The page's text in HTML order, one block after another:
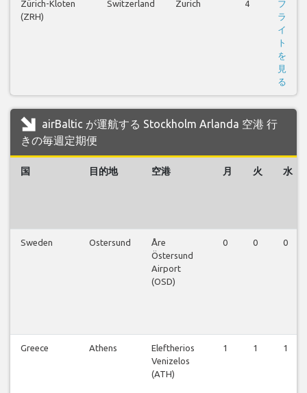
Zürich-Kloten
(ZRH)
Switzerland Zurich 4
フ
ラ
イ
ト
を
見
る
airBaltic が運航する Stockholm Arlanda 空港 行
きの毎週定期便
国 目的地 空港 月 火 水
Sweden Ostersund
Åre
Östersund
Airport
(OSD)
0 0 0
Greece Athens
Eleftherios
Venizelos
(ATH)
1 1 1